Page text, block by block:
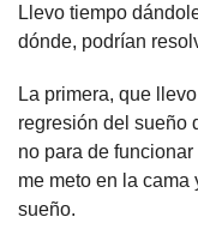
Llevo tiempo
dónde, podrían
La primera, que
regresión del sueño
no para de
me meto en la cama
sueño.